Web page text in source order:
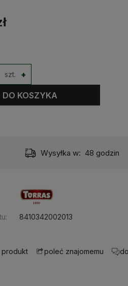
szt. +
DO KOSZYKA
Wysyłka w: 48 godzin
8410342002013
produkt poleć znajomemu